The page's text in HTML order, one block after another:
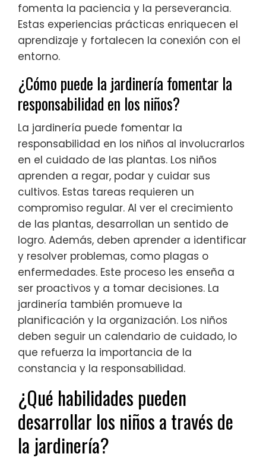
fomenta la paciencia y la perseverancia.
Estas experiencias prácticas enriquecen el
aprendizaje y fortalecen la conexión con el
entorno.
¿Cómo puede la jardinería fomentar la
responsabilidad en los niños?
La jardinería puede fomentar la
responsabilidad en los niños al involucrarlos
en el cuidado de las plantas. Los niños
aprenden a regar, podar y cuidar sus
cultivos. Estas tareas requieren un
compromiso regular. Al ver el crecimiento
de las plantas, desarrollan un sentido de
logro. Además, deben aprender a identificar
y resolver problemas, como plagas o
enfermedades. Este proceso les enseña a
ser proactivos y a tomar decisiones. La
jardinería también promueve la
planificación y la organización. Los niños
deben seguir un calendario de cuidado, lo
que refuerza la importancia de la
constancia y la responsabilidad.
¿Qué habilidades pueden
desarrollar los niños a través de
la jardinería?